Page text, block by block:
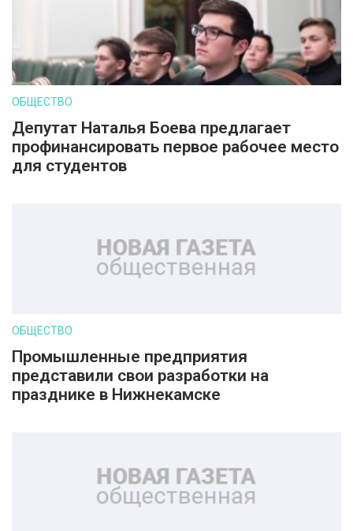
ОБЩЕСТВО
Депутат Наталья Боева предлагает
профинансировать первое рабочее место
для студентов
ОБЩЕСТВО
Промышленные предприятия
представили свои разработки на
празднике в Нижнекамске